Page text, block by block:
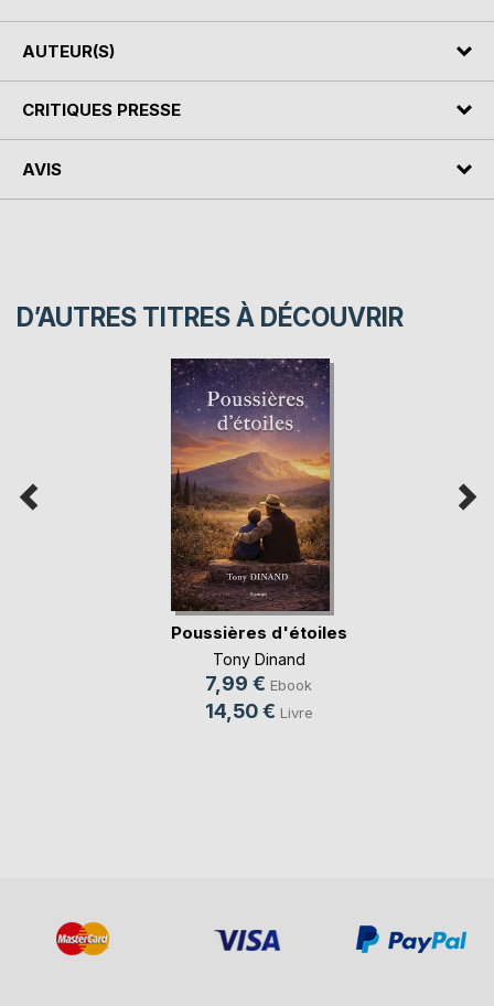
AUTEUR(S)
CRITIQUES PRESSE
AVIS
D’AUTRES TITRES À DÉCOUVRIR
Poussières d'étoiles
Tony Dinand
7,99 € Ebook
14,50 € Livre